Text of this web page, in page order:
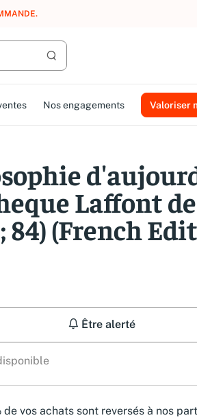
LE CLUB AMMAREAL.
Lancer la recherche
Nos engagements Valoriser
Laffont
84) (French
Être alerté
de vos achats sont reversés à nos